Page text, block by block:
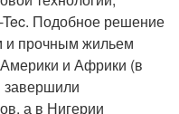
Tec. Подобное решение
и прочным жильем
и Африки (в
завершили
а в Нигерии